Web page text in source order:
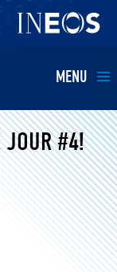
MENU
JOUR #4!